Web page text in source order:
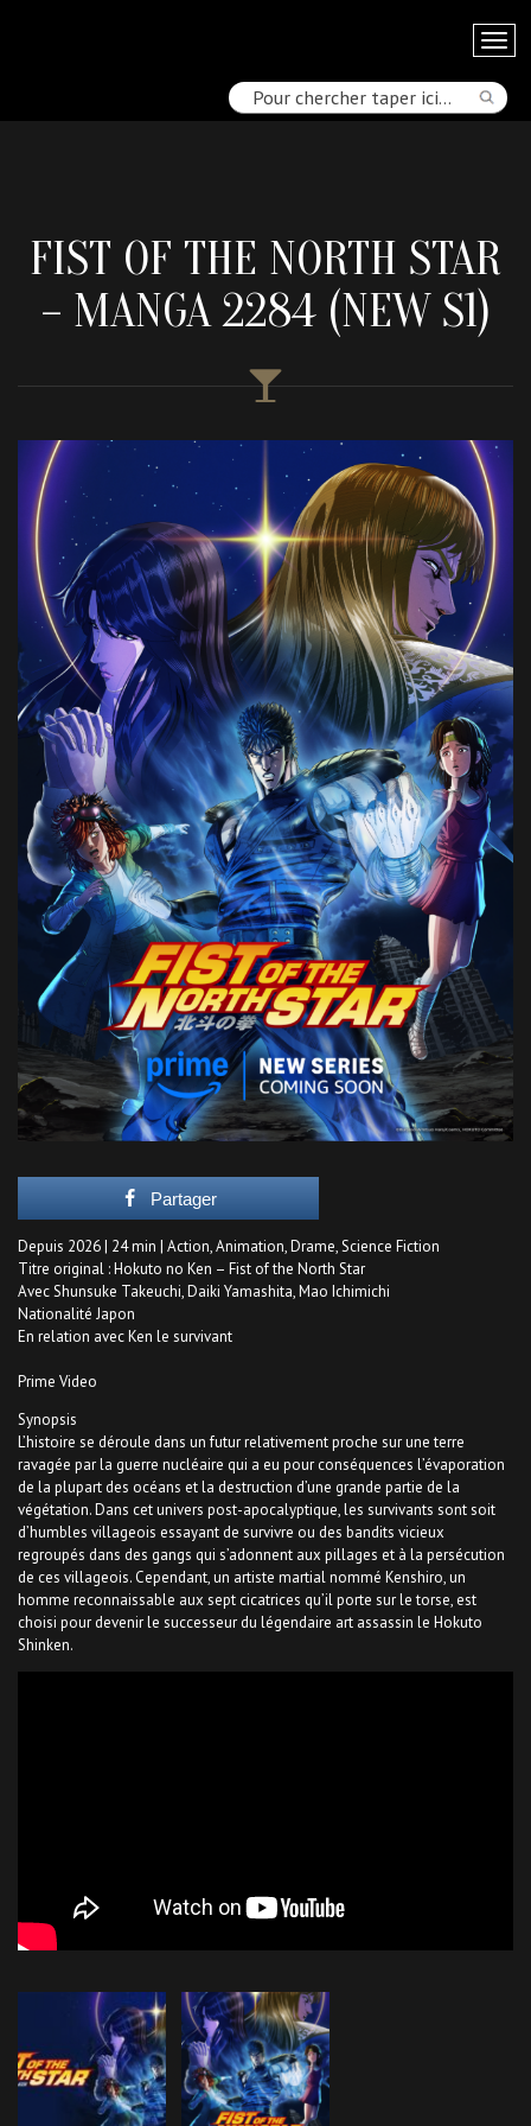
FIST OF THE NORTH STAR
– MANGA 2284 (NEW S1)
Partager
Depuis 2026 | 24 min | Action, Animation, Drame, Science Fiction
Titre original : Hokuto no Ken – Fist of the North Star
Avec Shunsuke Takeuchi, Daiki Yamashita, Mao Ichimichi
Nationalité Japon
En relation avec Ken le survivant
Prime Video
Synopsis
L’histoire se déroule dans un futur relativement proche sur une terre
ravagée par la guerre nucléaire qui a eu pour conséquences l’évaporation
de la plupart des océans et la destruction d’une grande partie de la
végétation. Dans cet univers post-apocalyptique, les survivants sont soit
d’humbles villageois essayant de survivre ou des bandits vicieux
regroupés dans des gangs qui s’adonnent aux pillages et à la persécution
de ces villageois. Cependant, un artiste martial nommé Kenshiro, un
homme reconnaissable aux sept cicatrices qu’il porte sur le torse, est
choisi pour devenir le successeur du légendaire art assassin le Hokuto
Shinken.